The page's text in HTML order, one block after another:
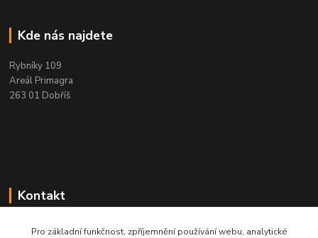
Kde nás najdete
Rybníky 109
Areál Primagra
263 01 Dobříš
Kontakt
+420 284 811 501
Pro základní funkčnost, zpříjemnění používání webu, analytické